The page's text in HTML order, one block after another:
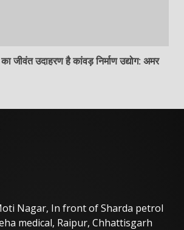
जीवंत उदाहरण है कांवड़ निर्माण उद्योग: अमर
Nagar, In front of Sharda petrol
medical, Raipur, Chhattisgarh